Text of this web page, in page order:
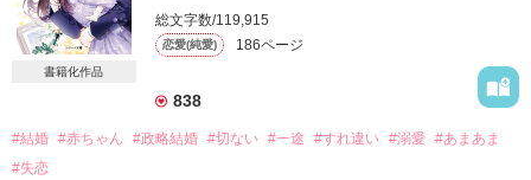
2人は大学で知り合い、お互い惹かれ合うようになった。学生
の頃は時間に融通が利いていたが仕事を始め、すれ違うように
なった。
お互いの仕事に理解があるはずだったが溝が深まり、自然消滅
2023.2.17  完結
書籍化作品
総文字数/119,915
恋愛(純愛) 186ページ
838
#結婚 #赤ちゃん #政略結婚 #切ない #一途 #すれ違い #溺愛 #あまあま
#失恋